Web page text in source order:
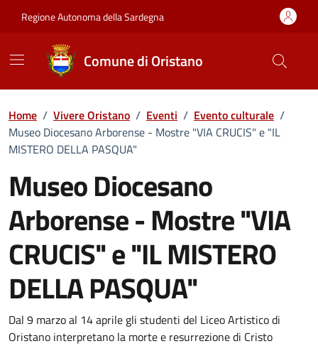
Regione Autonoma della Sardegna
Comune di Oristano
Home / Vivere Oristano / Eventi / Evento culturale /
Museo Diocesano Arborense - Mostre "VIA CRUCIS" e "IL
MISTERO DELLA PASQUA"
Museo Diocesano
Arborense - Mostre "VIA
CRUCIS" e "IL MISTERO
DELLA PASQUA"
Dettaglio dell'evento
Dal 9 marzo al 14 aprile gli studenti del Liceo Artistico di
Oristano interpretano la morte e resurrezione di Cristo